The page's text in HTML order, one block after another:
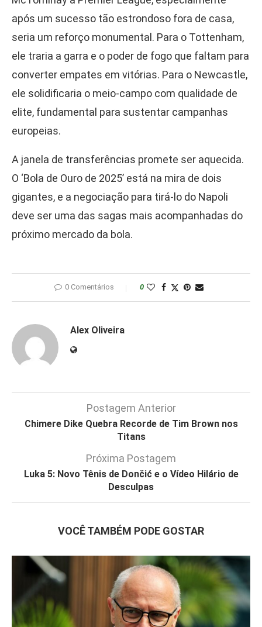
após um sucesso tão estrondoso fora de casa,
seria um reforço monumental. Para o Tottenham,
ele traria a garra e o poder de fogo que faltam para
converter empates em vitórias. Para o Newcastle,
ele solidificaria o meio-campo com qualidade de
elite, fundamental para sustentar campanhas
europeias.
A janela de transferências promete ser aquecida.
O ‘Bola de Ouro de 2025’ está na mira de dois
gigantes, e a negociação para tirá-lo do Napoli
deve ser uma das sagas mais acompanhadas do
próximo mercado da bola.
0 Comentários 0
Alex Oliveira
Postagem Anterior
Chimere Dike Quebra Recorde de Tim Brown nos
Titans
Próxima Postagem
Luka 5: Novo Tênis de Dončić e o Vídeo Hilário de
Desculpas
VOCÊ TAMBÉM PODE GOSTAR